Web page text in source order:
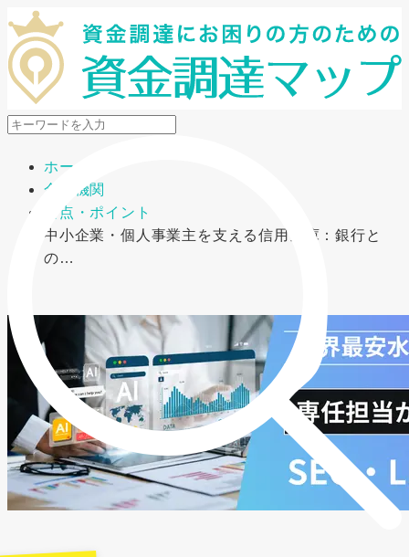
メニューを開閉
ホーム
金融機関
要点・ポイント
中小企業・個人事業主を支える信用金庫：銀行と
の…